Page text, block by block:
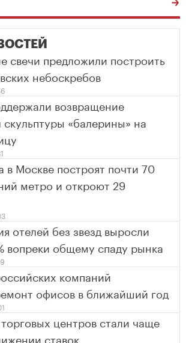
свечи предложили построить
небоскребов
возвращение
скульптуры «балерины» на
в Москве построят почти 70
метро и откроют 29
отелей без звезд выросли
вопреки общему спаду рынка
компаний
офисов в ближайший год
центров стали чаще
ставок